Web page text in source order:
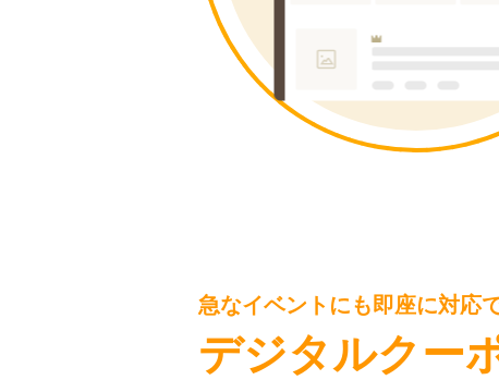
急なイベントにも即座に対応
デジタルクー